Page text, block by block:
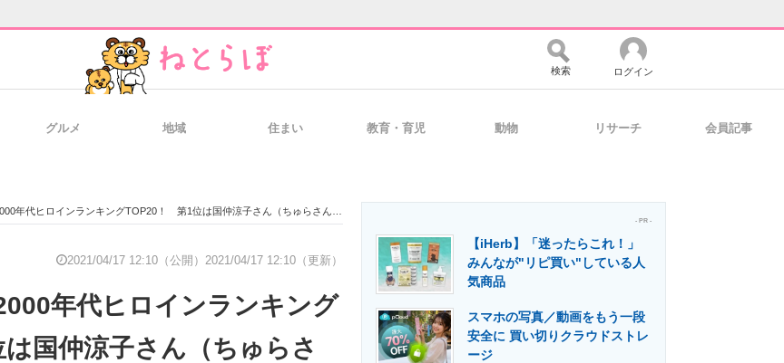
経営リーダーのコミュニティ マーケ×ITの今がよく分かる
製造業のIT導入・活用を支援
検索 ログイン
グルメ 地域 住まい 教育・育児 動物 リサーチ 会員記事
ヒロインランキングTOP20！ 第1位は国仲涼子さん（ちゅらさん）に決定！【2021年最新投票結果】
2021/04/17 12:10（公開） 2021/04/17 12:10（更新）
年代ヒロインランキング
国仲涼子さん（ちゅらさ
- PR -
【iHerb】「迷ったらこれ！」
みんなが"リピ買い"している人
気商品
スマホの写真／動画をもう一段
安全に 買い切りクラウドストレ
ージ